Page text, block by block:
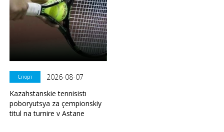
Спорт
2026-08-07
Kazahstanskie tennisistı
poboryutsya za çempionskiy
titul na turnire v Astane